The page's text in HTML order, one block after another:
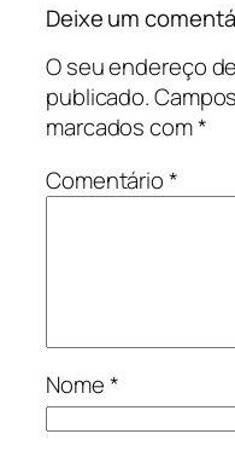
Deixe um
O seu endereço
publicado.
marcados com*
Comentário*
Nome*